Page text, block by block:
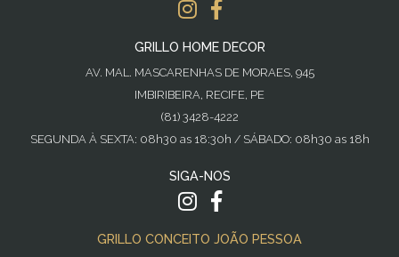
GRILLO HOME DECOR
AV. MAL. MASCARENHAS DE MORAES, 945
IMBIRIBEIRA, RECIFE, PE
(81) 3428-4222
SEGUNDA À SEXTA: 08h30 as 18:30h / SÁBADO: 08h30 as 18h
SIGA-NOS
GRILLO CONCEITO JOÃO PESSOA